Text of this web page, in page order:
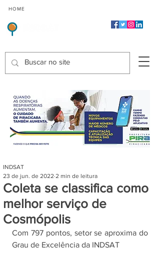
HOME
Coleta se classifica como
melhor serviço de
Cosmópolis
INDSAT
23 de jun. de 2022 2 min de leitura
Com 797 pontos, setor se aproxima do
Grau de Excelência da INDSAT